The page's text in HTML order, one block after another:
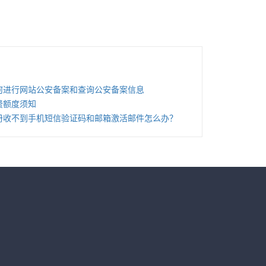
进行网站公安备案和查询公安备案信息
额度须知
收不到手机短信验证码和邮箱激活邮件怎么办？